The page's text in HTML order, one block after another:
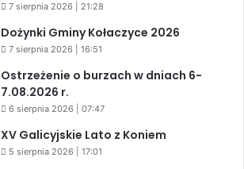
7 sierpnia 2026 | 21:28
Dożynki Gminy Kołaczyce 2026
7 sierpnia 2026 | 16:51
Ostrzeżenie o burzach w dniach 6-
7.08.2026 r.
6 sierpnia 2026 | 07:47
XV Galicyjskie Lato z Koniem
5 sierpnia 2026 | 17:01